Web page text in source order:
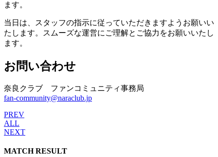
ます。
当日は、スタッフの指示に従っていただきますようお願いい
たします。スムーズな運営にご理解とご協力をお願いいたし
ます。
お問い合わせ
奈良クラブ ファンコミュニティ事務局
fan-community@naraclub.jp
PREV
ALL
NEXT
MATCH RESULT